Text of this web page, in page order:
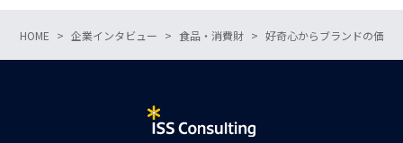
HOME 企業インタビュー 食品・消費財 好奇心からブランドの価値